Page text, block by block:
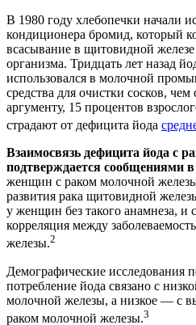
В 1980 году хлебопечки начали
кондиционера бромид, который
всасывание в щитовидной
организма. Тридцать лет назад
использовался в молочной
средства для очистки сосков,
аргументу, 15 процентов
страдают от дефицита йода
Взаимосвязь дефицита йода с
подтверждается сообщениями
женщин с раком молочной железы
развития рака щитовидной
у женщин без такого анамнеза, и
корреляция между
железы.2
Демографические исследования
потребление йода связано с
молочной железы, а низкое — с
раком молочной железы.3